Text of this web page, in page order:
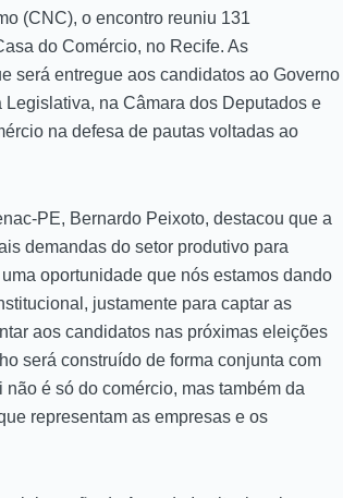
(CNC), o encontro reuniu 131
do Comércio, no Recife. As
será entregue aos candidatos ao Governo
na Câmara dos Deputados e
na defesa de pautas voltadas ao
PE, Bernardo Peixoto, destacou que a
demandas do setor produtivo para
oportunidade que nós estamos dando
justamente para captar as
aos candidatos nas próximas eleições
será construído de forma conjunta com
é só do comércio, mas também da
representam as empresas e os